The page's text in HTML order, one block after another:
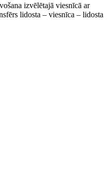
izvēlētajā viesnīcā ar
lidosta – viesnīca – lidosta